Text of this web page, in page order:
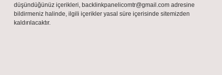
düşündüğünüz içerikleri, backlinkpanelicomtr@gmail.com adresine
bildirmeniz halinde, ilgili içerikler yasal süre içerisinde sitemizden
kaldırılacaktır.